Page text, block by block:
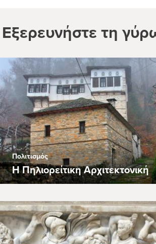
Εξερευνήστε τη
Πολιτισμός
Η Πηλιορείτικη Αρχιτεκτονική